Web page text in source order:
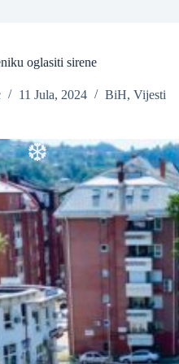
oglasiti sirene
11 Jula, 2024 BiH, Vijesti
❆